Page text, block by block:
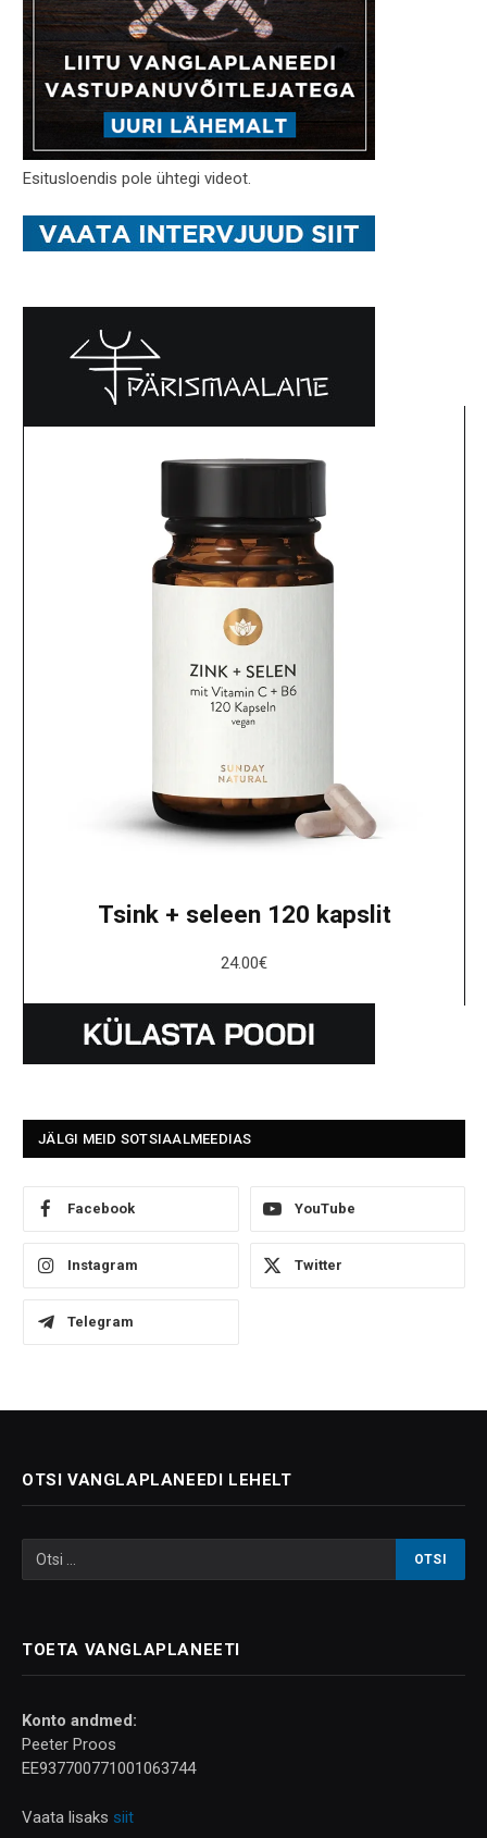
Esitusloendis pole ühtegi videot.
Tsink + seleen 120 kapslit
24.00€
JÄLGI MEID SOTSIAALMEEDIAS
Facebook YouTube
Instagram Twitter
Telegram
OTSI VANGLAPLANEEDI LEHELT
TOETA VANGLAPLANEETI
Konto andmed:
Peeter Proos
EE937700771001063744
Vaata lisaks siit